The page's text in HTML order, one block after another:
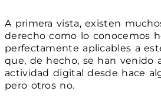
A primera vista, existen
derecho como lo conocemos
perfectamente aplicables a
que, de hecho, se han venido
actividad digital desde hace
pero otros no.